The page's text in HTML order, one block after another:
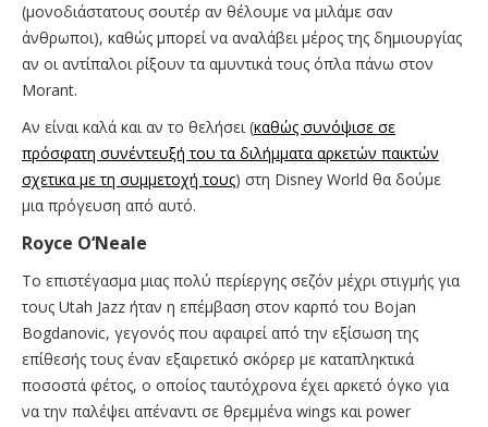
(μονοδιάστατους σουτέρ αν θέλουμε να μιλάμε σαν
άνθρωποι), καθώς μπορεί να αναλάβει μέρος της δημιουργίας
αν οι αντίπαλοι ρίξουν τα αμυντικά τους όπλα πάνω στον
Morant.
Αν είναι καλά και αν το θελήσει(καθώς συνόψισε σε
πρόσφατη συνέντευξή του τα διλήμματα αρκετών παικτών
σχετικα με τη συμμετοχή τους) στη Disney World θα δούμε
μια πρόγευση από αυτό.
Royce O‘Neale
Το επιστέγασμα μιας πολύ περίεργης σεζόν μέχρι στιγμής για
τους Utah Jazz ήταν η επέμβαση στον καρπό του Bojan
Bogdanovic, γεγονός που αφαιρεί από την εξίσωση της
επίθεσής τους έναν εξαιρετικό σκόρερ με καταπληκτικά
ποσοστά φέτος, ο οποίος ταυτόχρονα έχει αρκετό όγκο για
να την παλέψει απέναντι σε θρεμμένα wings και power